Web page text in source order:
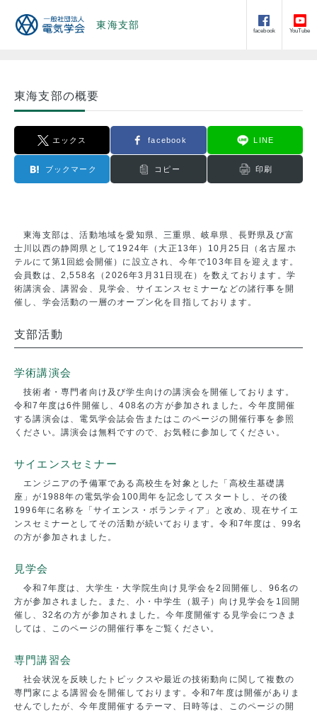
東海支部
facebook YouTube
東海支部の概要
エックス facebook LINE
ブックマーク コピー 印刷
東海支部は、活動地域を愛知県、三重県、岐阜県、長野県及び富
士川以西の静岡県として1924年（大正13年）10月25日（名古屋ホ
テルにて第1回総会開催）に設立され、今年で103年目を迎えます。
会員数は、2,558名（2026年3月31日現在）を数えております。学
術講演会、講習会、見学会、サイエンスセミナーなどの諸行事を開
催し、学会活動の一層のオープン化を目指しております。
支部活動
学術講演会
技術者・専門者向け及び学生向けの講演会を開催しております。
令和7年度は6件開催し、408名の方が参加されました。今年度開催
する講演会は、電気学会誌会告またはこのページの開催行事を参照
ください。講演会は無料ですので、お気軽に参加してください。
サイエンスセミナー
エンジニアの予備軍である高校生を対象とした「高校生基礎講
座」が1988年の電気学会100周年を記念してスタートし、その後
1996年に名称を「サイエンス・ボランティア」と改め、現在サイエ
ンスセミナーとしてその活動が続いております。令和7年度は、99名
の方が参加されました。
見学会
令和7年度は、大学生・大学院生向け見学会を2回開催し、96名の
方が参加されました。また、小・中学生（親子）向け見学会を1回開
催し、32名の方が参加されました。今年度開催する見学会につきま
しては、このページの開催行事をご覧ください。
専門講習会
社会状況を反映したトピックスや最近の技術動向に関して複数の
専門家による講習会を開催しております。令和7年度は開催がありま
せんでしたが、今年度開催するテーマ、日時等は、このページの開